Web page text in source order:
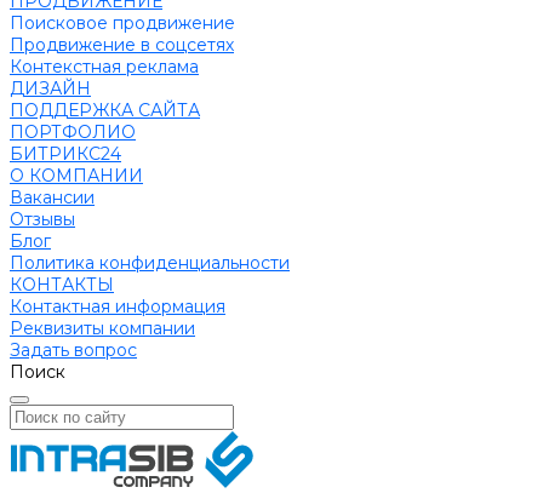
Поисковое продвижение
Продвижение в соцсетях
Контекстная реклама
ДИЗАЙН
ПОДДЕРЖКА САЙТА
ПОРТФОЛИО
БИТРИКС24
О КОМПАНИИ
Вакансии
Отзывы
Блог
Политика конфиденциальности
КОНТАКТЫ
Контактная информация
Реквизиты компании
Задать вопрос
Поиск